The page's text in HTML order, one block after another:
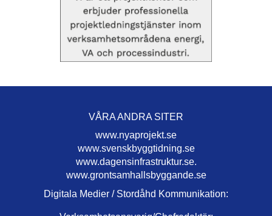
VÅRA ANDRA SITER
www.nyaprojekt.se
www.svenskbyggtidning.se
www.dagensinfrastruktur.se.
www.grontsamhallsbyggande.se
Digitala Medier / Stordåhd Kommunikation: